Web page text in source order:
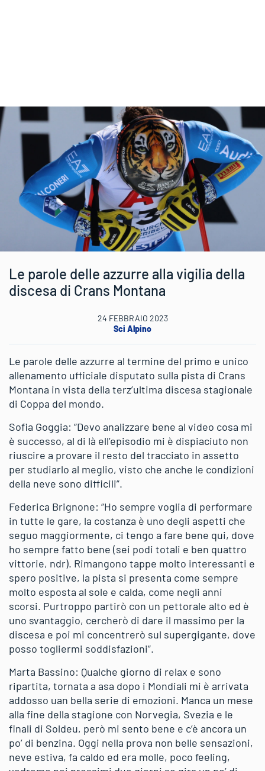
Le parole delle azzurre alla vigilia della
discesa di Crans Montana
24 FEBBRAIO 2023
Sci Alpino
Le parole delle azzurre al termine del primo e unico
allenamento ufficiale disputato sulla pista di Crans
Montana in vista della terz’ultima discesa stagionale
di Coppa del mondo.
Sofia Goggia: “Devo analizzare bene al video cosa mi
è successo, al di là ell’episodio mi è dispiaciuto non
riuscire a provare il resto del tracciato in assetto
per studiarlo al meglio, visto che anche le condizioni
della neve sono difficili”.
Federica Brignone: “Ho sempre voglia di performare
in tutte le gare, la costanza è uno degli aspetti che
seguo maggiormente, ci tengo a fare bene qui, dove
ho sempre fatto bene (sei podi totali e ben quattro
vittorie, ndr). Rimangono tappe molto interessanti e
spero positive, la pista si presenta come sempre
molto esposta al sole e calda, come negli anni
scorsi. Purtroppo partirò con un pettorale alto ed è
uno svantaggio, cercherò di dare il massimo per la
discesa e poi mi concentrerò sul supergigante, dove
posso togliermi soddisfazioni”.
Marta Bassino: Qualche giorno di relax e sono
ripartita, tornata a asa dopo i Mondiali mi è arrivata
addosso uan bella serie di emozioni. Manca un mese
alla fine della stagione con Norvegia, Svezia e le
finali di Soldeu, però mi sento bene e c’è ancora un
po’ di benzina. Oggi nella prova non belle sensazioni,
neve estiva, fa caldo ed era molle, poco feeling,